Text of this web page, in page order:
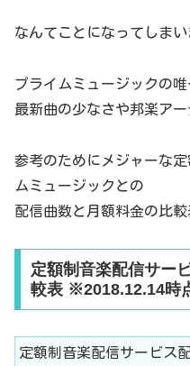
なんてことになってしまい
プライムミュージックの唯
最新曲の少なさや邦楽ア
参考のためにメジャーな
ムミュージックとの
配信曲数と月額料金の比
定額制音楽配信サー
較表 ※2018.12.14時
定額制音楽配信サービス